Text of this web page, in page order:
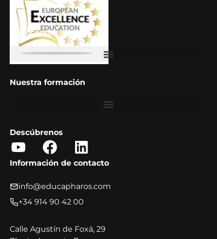
Conócenos
Nuestra formación
Descúbrenos
Y
o
t
u
e
F
a
e
b
o
L
i
k
e
i
Información de contacto
info@educapharos.com
+34 914 90 42 00
Calle Agustín de Foxá, 29